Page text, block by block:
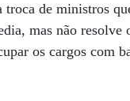
troca de ministros
mas não resolve
os cargos com